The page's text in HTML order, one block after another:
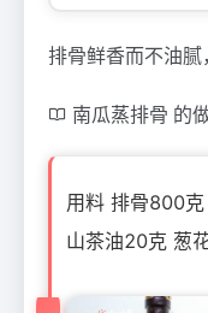
排骨鲜香而不油腻
南瓜蒸排骨 的
用料 排骨800
山茶油20克 葱